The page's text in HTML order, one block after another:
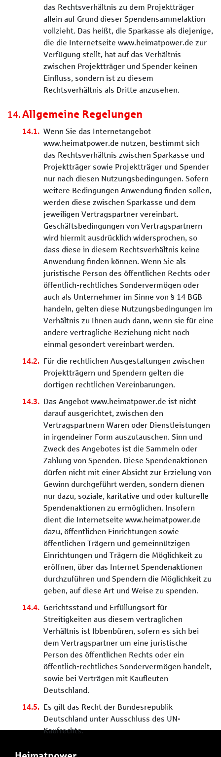
das Rechtsverhältnis zu dem Projektträger
allein auf Grund dieser Spendensammelaktion
vollzieht. Das heißt, die Sparkasse als diejenige,
die die Internetseite www.heimatpower.de zur
Verfügung stellt, hat auf das Verhältnis
zwischen Projektträger und Spender keinen
Einfluss, sondern ist zu diesem
Rechtsverhältnis als Dritte anzusehen.
Allgemeine Regelungen
Wenn Sie das Internetangebot
www.heimatpower.de nutzen, bestimmt sich
das Rechtsverhältnis zwischen Sparkasse und
Projektträger sowie Projektträger und Spender
nur nach diesen Nutzungsbedingungen. Sofern
weitere Bedingungen Anwendung finden sollen,
werden diese zwischen Sparkasse und dem
jeweiligen Vertragspartner vereinbart.
Geschäftsbedingungen von Vertragspartnern
wird hiermit ausdrücklich widersprochen, so
dass diese in diesem Rechtsverhältnis keine
Anwendung finden können. Wenn Sie als
juristische Person des öffentlichen Rechts oder
öffentlich-rechtliches Sondervermögen oder
auch als Unternehmer im Sinne von § 14 BGB
handeln, gelten diese Nutzungsbedingungen im
Verhältnis zu Ihnen auch dann, wenn sie für eine
andere vertragliche Beziehung nicht noch
einmal gesondert vereinbart werden.
Für die rechtlichen Ausgestaltungen zwischen
Projektträgern und Spendern gelten die
dortigen rechtlichen Vereinbarungen.
Das Angebot www.heimatpower.de ist nicht
darauf ausgerichtet, zwischen den
Vertragspartnern Waren oder Dienstleistungen
in irgendeiner Form auszutauschen. Sinn und
Zweck des Angebotes ist die Sammeln oder
Zahlung von Spenden. Diese Spendenaktionen
dürfen nicht mit einer Absicht zur Erzielung von
Gewinn durchgeführt werden, sondern dienen
nur dazu, soziale, karitative und oder kulturelle
Spendenaktionen zu ermöglichen. Insofern
dient die Internetseite www.heimatpower.de
dazu, öffentlichen Einrichtungen sowie
öffentlichen Trägern und gemeinnützigen
Einrichtungen und Trägern die Möglichkeit zu
eröffnen, über das Internet Spendenaktionen
durchzuführen und Spendern die Möglichkeit zu
geben, auf diese Art und Weise zu spenden.
Gerichtsstand und Erfüllungsort für
Streitigkeiten aus diesem vertraglichen
Verhältnis ist Ibbenbüren, sofern es sich bei
dem Vertragspartner um eine juristische
Person des öffentlichen Rechts oder ein
öffentlich-rechtliches Sondervermögen handelt,
sowie bei Verträgen mit Kaufleuten
Deutschland.
Es gilt das Recht der Bundesrepublik
Deutschland unter Ausschluss des UN-
Kaufrechts.